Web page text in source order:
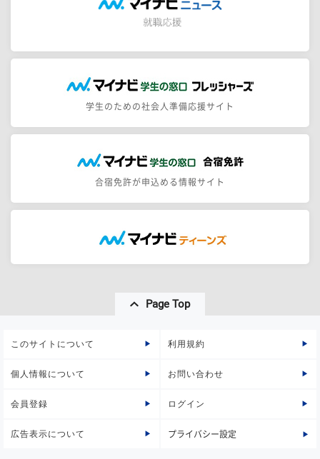
学生のための社会人準備応援サイト
合宿免許が申込める情報サイト
Page Top
このサイトについて 利用規約
個人情報について お問い合わせ
会員登録 ログイン
広告表示について プライバシー設定